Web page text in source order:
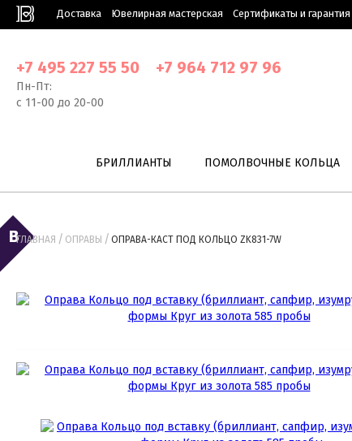
Доставка Ювелирная мастерская Сертификаты и гарантия
+7 495 227 55 50 +7 964 712 97 96
Пн-Пт:
с 11-00 до 20-00
БРИЛЛИАНТЫ ПОМОЛВОЧНЫЕ КОЛЬЦА
ГЛАВНАЯ / ОПРАВЫ / ОПРАВА-КАСТ ПОД КОЛЬЦО ZK831-7W